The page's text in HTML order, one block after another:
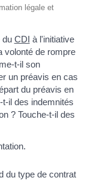
légale et
du CDI à l'initiative
volonté de rompre
t-il son
un préavis en cas
du préavis en
il des indemnités
? Touche-t-il des
du type de contrat